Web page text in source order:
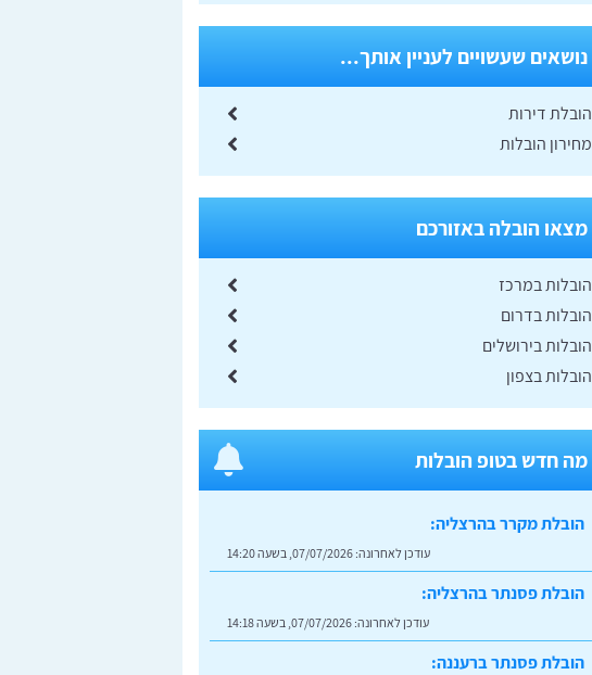
נושאים שעשויים לעניין אותך...
הובלת דירות
מחירון הובלות
מצאו הובלה באזורכם
הובלות במרכז
הובלות בדרום
הובלות בירושלים
הובלות בצפון
מה חדש בטופ הובלות
הובלת מקרר בהרצליה:
עודכן לאחרונה:07/07/2026, בשעה 14:20
הובלת פסנתר בהרצליה:
עודכן לאחרונה:07/07/2026, בשעה 14:18
הובלת פסנתר ברעננה: